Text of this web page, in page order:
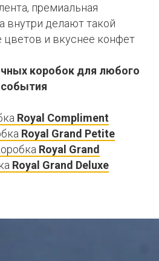
премиальная
внутри делают такой
и вкуснее конфет
коробок для любого
события
Royal Compliment
Royal Grand Petite
Royal Grand
Royal Grand Deluxe